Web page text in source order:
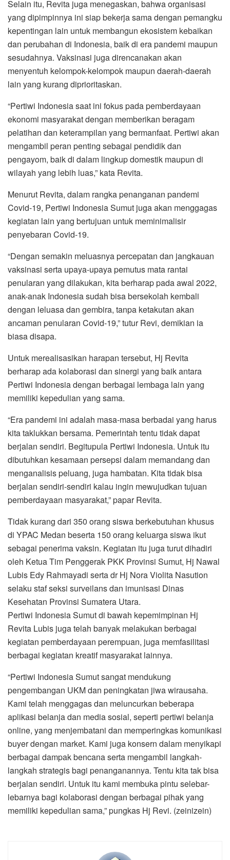
Selain itu, Revita juga menegaskan, bahwa organisasi
yang dipimpinnya ini siap bekerja sama dengan pemangku
kepentingan lain untuk membangun ekosistem kebaikan
dan perubahan di Indonesia, baik di era pandemi maupun
sesudahnya. Vaksinasi juga direncanakan akan
menyentuh kelompok-kelompok maupun daerah-daerah
lain yang kurang diprioritaskan.
“Pertiwi Indonesia saat ini fokus pada pemberdayaan
ekonomi masyarakat dengan memberikan beragam
pelatihan dan keterampilan yang bermanfaat. Pertiwi akan
mengambil peran penting sebagai pendidik dan
pengayom, baik di dalam lingkup domestik maupun di
wilayah yang lebih luas,” kata Revita.
Menurut Revita, dalam rangka penanganan pandemi
Covid-19, Pertiwi Indonesia Sumut juga akan menggagas
kegiatan lain yang bertujuan untuk meminimalisir
penyebaran Covid-19.
“Dengan semakin meluasnya percepatan dan jangkauan
vaksinasi serta upaya-upaya pemutus mata rantai
penularan yang dilakukan, kita berharap pada awal 2022,
anak-anak Indonesia sudah bisa bersekolah kembali
dengan leluasa dan gembira, tanpa ketakutan akan
ancaman penularan Covid-19,” tutur Revi, demikian ia
biasa disapa.
Untuk merealisasikan harapan tersebut, Hj Revita
berharap ada kolaborasi dan sinergi yang baik antara
Pertiwi Indonesia dengan berbagai lembaga lain yang
memiliki kepedulian yang sama.
“Era pandemi ini adalah masa-masa berbadai yang harus
kita taklukkan bersama. Pemerintah tentu tidak dapat
berjalan sendiri. Begitupula Pertiwi Indonesia. Untuk itu
dibutuhkan kesamaan persepsi dalam memandang dan
menganalisis peluang, juga hambatan. Kita tidak bisa
berjalan sendiri-sendiri kalau ingin mewujudkan tujuan
pemberdayaan masyarakat,” papar Revita.
Tidak kurang dari 350 orang siswa berkebutuhan khusus
di YPAC Medan beserta 150 orang keluarga siswa ikut
sebagai penerima vaksin. Kegiatan itu juga turut dihadiri
oleh Ketua Tim Penggerak PKK Provinsi Sumut, Hj Nawal
Lubis Edy Rahmayadi serta dr Hj Nora Violita Nasution
selaku staf seksi surveilans dan imunisasi Dinas
Kesehatan Provinsi Sumatera Utara.
Pertiwi Indonesia Sumut di bawah kepemimpinan Hj
Revita Lubis juga telah banyak melakukan berbagai
kegiatan pemberdayaan perempuan, juga memfasilitasi
berbagai kegiatan kreatif masyarakat lainnya.
“Pertiwi Indonesia Sumut sangat mendukung
pengembangan UKM dan peningkatan jiwa wirausaha.
Kami telah menggagas dan meluncurkan beberapa
aplikasi belanja dan media sosial, seperti pertiwi belanja
online, yang menjembatani dan memperingkas komunikasi
buyer dengan market. Kami juga konsern dalam menyikapi
berbagai dampak bencana serta mengambil langkah-
langkah strategis bagi penanganannya. Tentu kita tak bisa
berjalan sendiri. Untuk itu kami membuka pintu selebar-
lebarnya bagi kolaborasi dengan berbagai pihak yang
memiliki kepedulian sama,” pungkas Hj Revi. (zeinizein)